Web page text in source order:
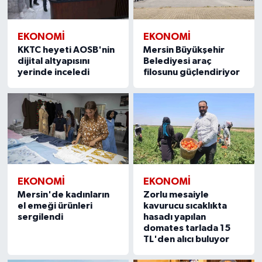
EKONOMİ
KKTC heyeti AOSB'nin
dijital altyapısını
yerinde inceledi
EKONOMİ
Mersin Büyükşehir
Belediyesi araç
filosunu güçlendiriyor
EKONOMİ
Mersin'de kadınların
el emeği ürünleri
sergilendi
EKONOMİ
Zorlu mesaiyle
kavurucu sıcaklıkta
hasadı yapılan
domates tarlada 15
TL'den alıcı buluyor